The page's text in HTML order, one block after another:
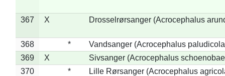
367 X Drosselrørsanger (Acrocephalus
368 *
Vandsanger (Acrocephalus
369
X
Sivsanger (Acrocephalus
370
*
Lille Rørsanger (Acrocephalus